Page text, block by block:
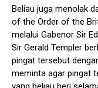
Beliau juga menolak
of the Order of the
melalui Gabenor Sir
Sir Gerald Templer
pingat tersebut
meminta agar pingat